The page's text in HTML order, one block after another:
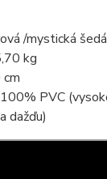
/mystická šedá
kg
PVC
dažďu)